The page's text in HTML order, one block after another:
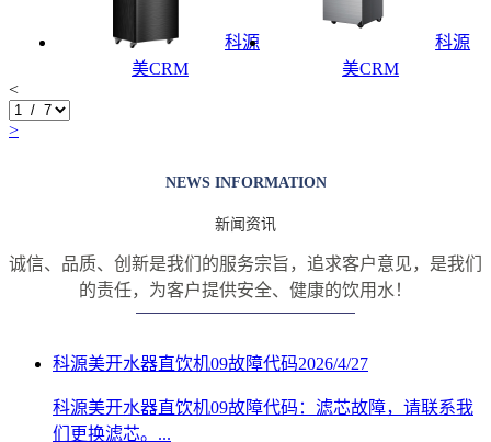
科源
美CRM
科源
美CRM
<
>
NEWS INFORMATION
新闻资讯
诚信、品质、创新是我们的服务宗旨，追求客户意见，是我们
的责任， 为客户提供安全、健康的饮用水！
科源美开水器直饮机09故障代码2026/4/27
科源美开水器直饮机09故障代码：滤芯故障，请联系我
们更换滤芯。...